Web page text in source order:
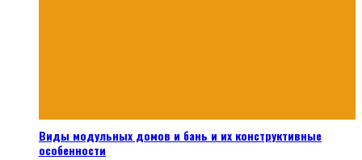
Виды модульных домов и бань и их конструктивные
особенности